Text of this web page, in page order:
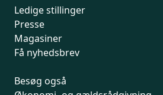
Ledige stillinger
Presse
Magasiner
Få nyhedsbrev
Besøg også